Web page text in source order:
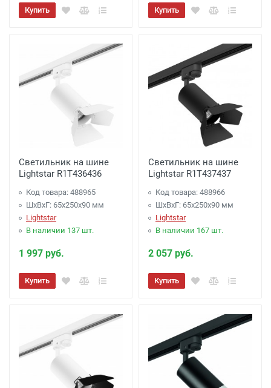
Купить Купить
Светильник на шине
Lightstar R1T436436
Код товара: 488965
ШхВхГ: 65x250x90 мм
Lightstar
В наличии 137 шт.
1 997 руб.
Купить
Светильник на шине
Lightstar R1T437437
Код товара: 488966
ШхВхГ: 65x250x90 мм
Lightstar
В наличии 167 шт.
2 057 руб.
Купить